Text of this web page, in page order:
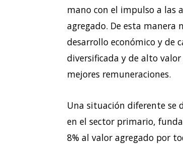
mano con el impulso a las
agregado. De esta
desarrollo económico y
diversificada y de alto
mejores remuneraciones.
Una situación diferente se
en el sector primario,
8% al valor agregado por